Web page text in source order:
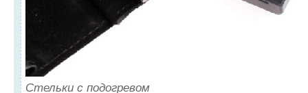
Стельки с подогревом